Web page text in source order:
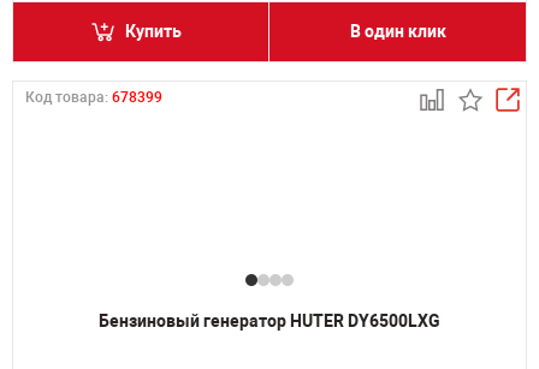
Купить В один клик
Код товара: 678399
Бензиновый генератор HUTER DY6500LXG